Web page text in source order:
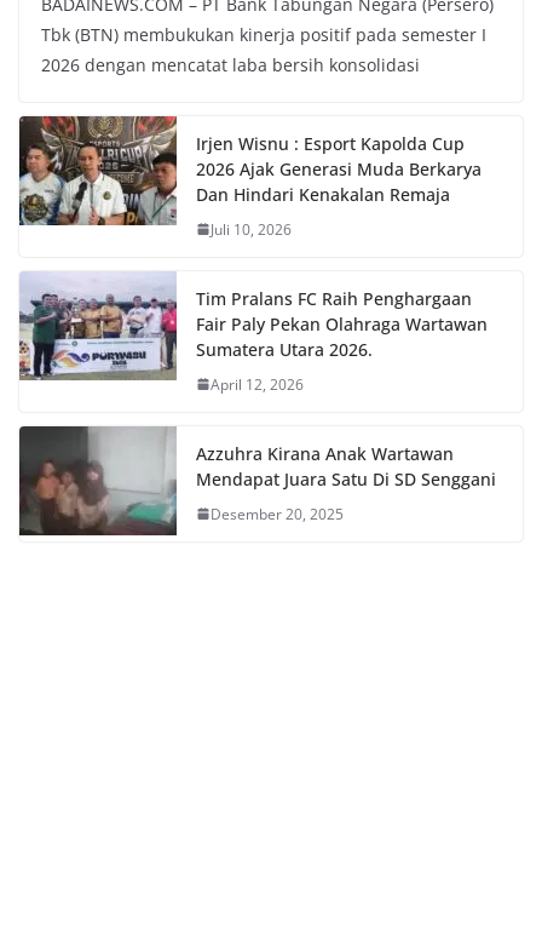
Tbk (BTN) membukukan kinerja positif pada semester I
2026 dengan mencatat laba bersih konsolidasi
Irjen Wisnu : Esport Kapolda Cup
2026 Ajak Generasi Muda Berkarya
Dan Hindari Kenakalan Remaja
Juli 10, 2026
Tim Pralans FC Raih Penghargaan
Fair Paly Pekan Olahraga Wartawan
Sumatera Utara 2026.
April 12, 2026
Azzuhra Kirana Anak Wartawan
Mendapat Juara Satu Di SD Senggani
Desember 20, 2025